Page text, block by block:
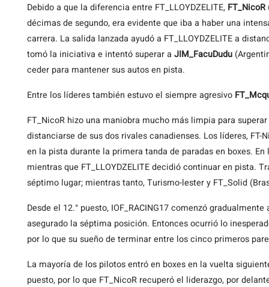
Debido a que la diferencia entre FT_LLOYDZELITE, FT_NicoR
décimas de segundo, era evidente que iba a haber una
carrera. La salida lanzada ayudó a FT_LLOYDZELITE a
tomó la iniciativa e intentó superar a JIM_FacuDudu
ceder para mantener sus autos en pista.
Entre los líderes también estuvo el siempre agresivo
FT_NicoR hizo una maniobra mucho más limpia para
distanciarse de sus dos rivales canadienses. Los líderes, FT-
en la pista durante la primera tanda de paradas en boxes.
mientras que FT_LLOYDZELITE decidió continuar en pista.
séptimo lugar; mientras tanto, Turismo-lester y FT_Solid
Desde el 12.° puesto, IOF_RACING17 comenzó
asegurado la séptima posición. Entonces ocurrió lo
por lo que su sueño de terminar entre los cinco primeros
La mayoría de los pilotos entró en boxes en la vuelta
puesto, por lo que FT_NicoR recuperó el liderazgo, por